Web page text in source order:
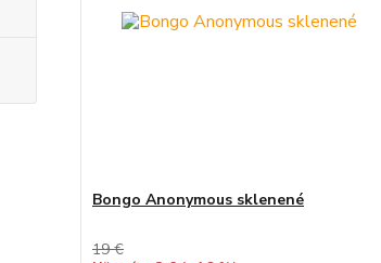
Bongo Anonymous sklenené
19 €